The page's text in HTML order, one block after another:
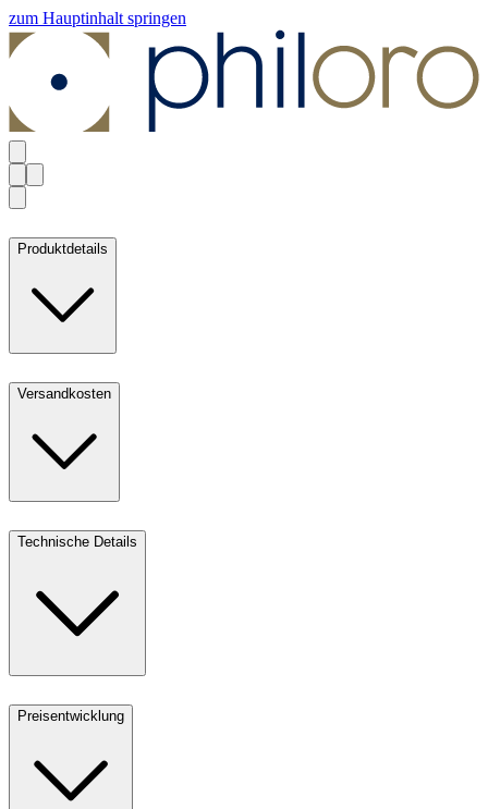
zum Hauptinhalt springen
Produktdetails
Versandkosten
Technische Details
Preisentwicklung